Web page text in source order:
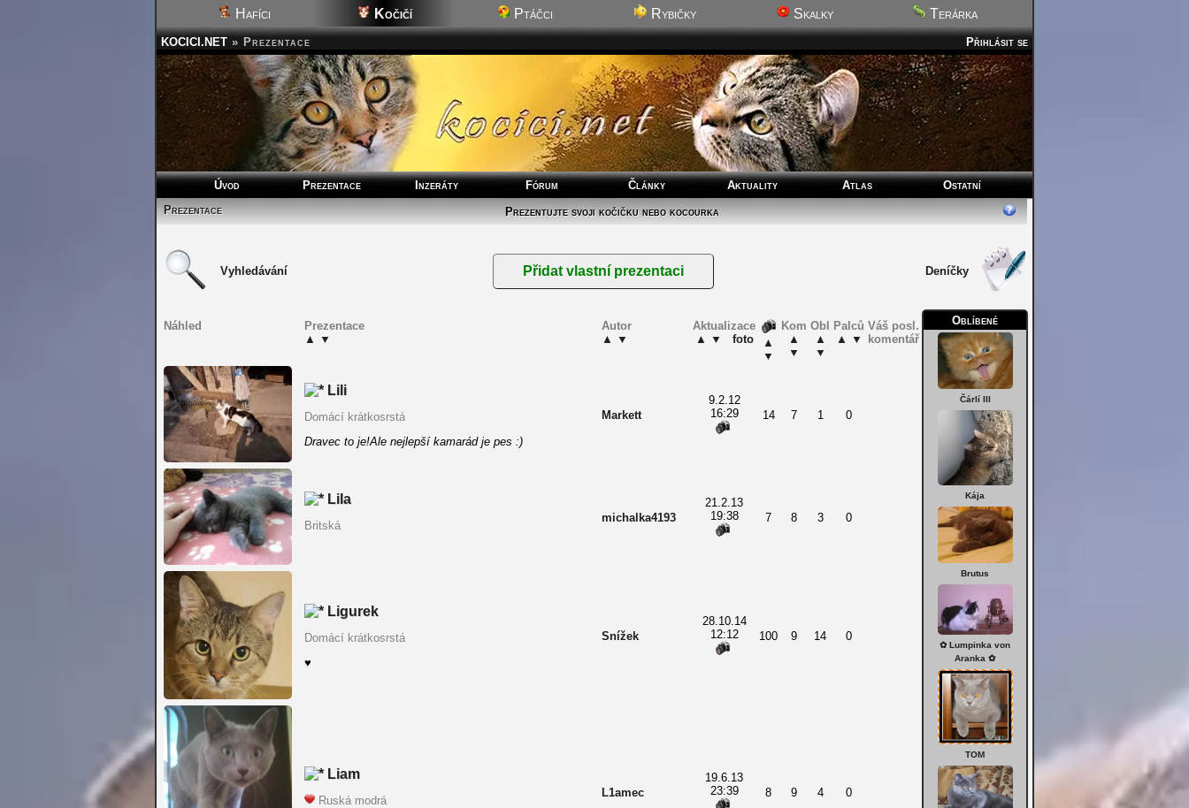
Hafíci Kočičí Ptáčci Rybičky Skalky Terárka
Přihlásit se
KOCICI.NET » Prezentace
Úvod Prezentace Inzeráty Fórum Články Aktuality Atlas
Ostatní
Prezentace
Prezentujte svoji kočičku nebo kocourka
Vyhledávání Deníčky
Oblíbené
Čárlí III
Kája
Brutus
✿ Lumpinka von
Aranka ✿
TOM
Náhled
Prezentace
▲ ▼
Autor
▲ ▼
Aktualizace
▲ ▼ foto
▲
▼
Kom
▲
▼
Obl
▲
▼
Palců
▲ ▼
Váš posl.
komentář
Lili
Domácí krátkosrstá
Dravec to je!Ale nejlepší kamarád je pes :)
Markett
9.2.12
16:29
14 7 1 0
Lila
Britská
michalka4193
21.2.13
19:38
7 8 3 0
Ligurek
Domácí krátkosrstá
♥
Snížek
28.10.14
12:12
100 9 14 0
Liam
Ruská modrá
L1amec
19.6.13
23:39
8 9 4 0